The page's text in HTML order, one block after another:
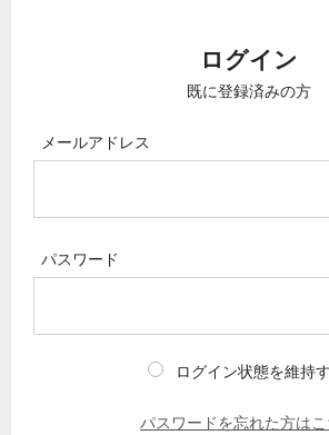
ログイン
既に登録済みの方
メールアドレス
パスワード
ログイン状態を維持
パスワードを忘れた方はこ